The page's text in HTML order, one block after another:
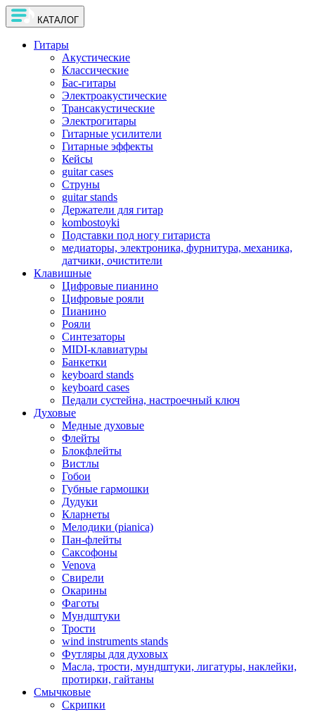
КАТАЛОГ
Гитары
Акустические
Классические
Бас-гитары
Электроакустические
Трансакустические
Электрогитары
Гитарные усилители
Гитарные эффекты
Кейсы
guitar cases
Струны
guitar stands
Держатели для гитар
kombostoyki
Подставки под ногу гитариста
медиаторы, электроника, фурнитура, механика,
датчики, очистители
Клавишные
Цифровые пианино
Цифровые рояли
Пианино
Рояли
Синтезаторы
MIDI-клавиатуры
Банкетки
keyboard stands
keyboard cases
Педали сустейна, настроечный ключ
Духовые
Медные духовые
Флейты
Блокфлейты
Вистлы
Гобои
Губные гармошки
Дудуки
Кларнеты
Мелодики (pianica)
Пан-флейты
Саксофоны
Venova
Свирели
Окарины
Фаготы
Мундштуки
Трости
wind instruments stands
Футляры для духовых
Масла, трости, мундштуки, лигатуры, наклейки,
протирки, гайтаны
Смычковые
Скрипки